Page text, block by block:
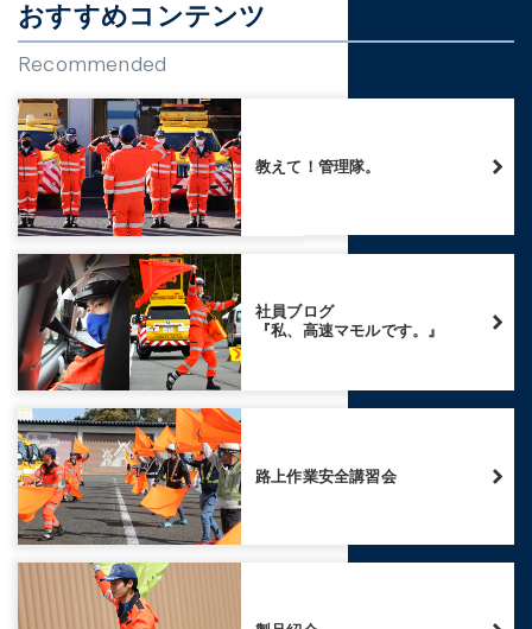
おすすめコンテンツ
Recommended
教えて！管理隊。
社員ブログ
『私、高速マモルです。』
路上作業安全講習会